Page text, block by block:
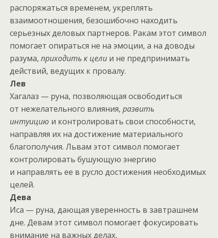
распоряжаться временем, укреплять
взаимоотношения, безошибочно находить
серьезных деловых партнеров. Ракам этот символ
помогает опираться не на эмоции, а на доводы
разума, приходить к цели и не предпринимать
действий, ведущих к провалу.
Лев
Хагалаз — руна, позволяющая освободиться
от нежелательного влияния, развить
интуицию и контролировать свои способности,
направляя их на достижение материального
благополучия. Львам этот символ помогает
контролировать бушующую энергию
и направлять ее в русло достижения необходимых
целей.
Дева
Иса — руна, дающая уверенность в завтрашнем
дне. Девам этот символ помогает фокусировать
внимание на важных делах,